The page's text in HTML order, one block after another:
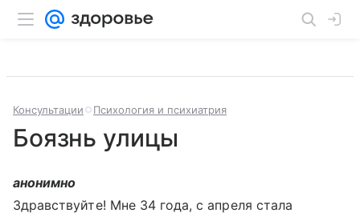
Консультации Психология и психиатрия
Боязнь улицы
анонимно
Здравствуйте! Мне 34 года, с апреля стала